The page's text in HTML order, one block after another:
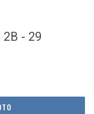
2В - 29